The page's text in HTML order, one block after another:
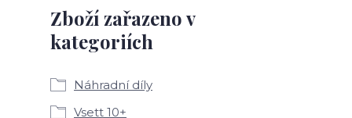
Zboží zařazeno v
kategoriích
Náhradní díly
Vsett 10+